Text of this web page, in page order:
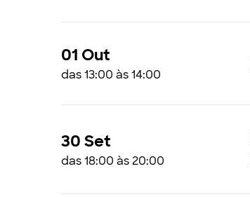
01 Out
das 13:00 às 14:00
30 Set
das 18:00 às 20:00